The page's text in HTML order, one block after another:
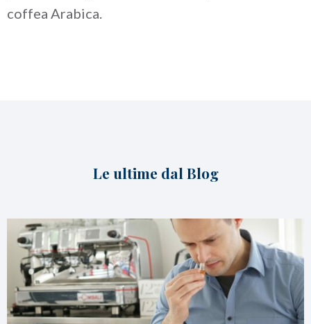
coffea Arabica.
Le ultime dal Blog